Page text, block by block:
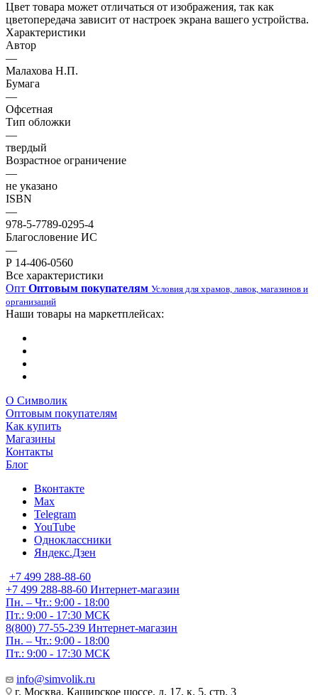
Цвет товара может отличаться от изображения, так как
цветопередача зависит от настроек экрана вашего устройства.
Характеристики
Автор
—
Малахова Н.П.
Бумага
—
Офсетная
Тип обложки
—
твердый
Возрастное ограничение
—
не указано
ISBN
—
978-5-7789-0295-4
Благословение ИС
—
Р 14-406-0560
Все характеристики
Опт Оптовым покупателям Условия для храмов, лавок, магазинов и
организаций
Наши товары на маркетплейсах:
О Символик
Оптовым покупателям
Как купить
Магазины
Контакты
Блог
Вконтакте
Max
Telegram
YouTube
Одноклассники
Яндекс.Дзен
+7 499 288-88-60
+7 499 288-88-60 Интернет-магазин
Пн. – Чт.: 9:00 - 18:00
Пт.: 9:00 - 17:30 МСК
8(800) 77-55-239 Интернет-магазин
Пн. – Чт.: 9:00 - 18:00
Пт.: 9:00 - 17:30 МСК
info@simvolik.ru
г. Москва, Каширское шоссе, д. 17, к. 5, стр. 3